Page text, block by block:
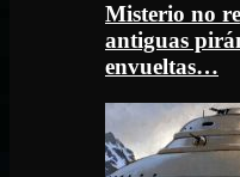
Misterio no
antiguas
envueltas…